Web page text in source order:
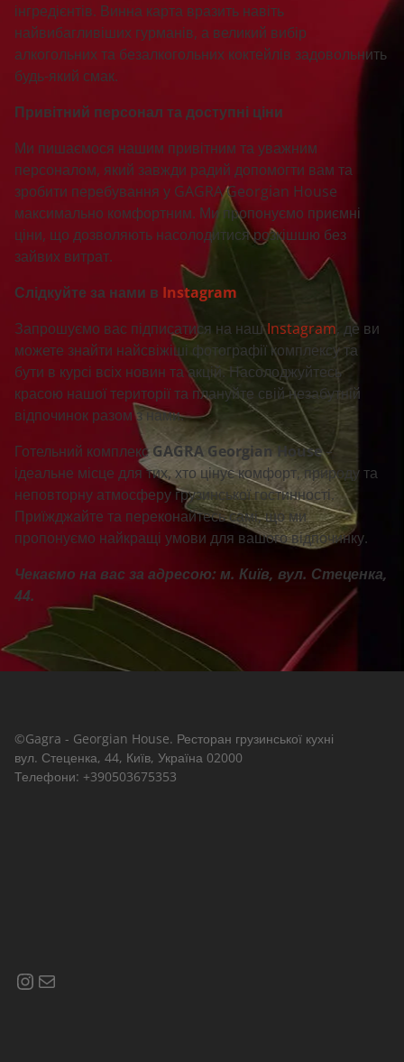
інгредієнтів. Винна карта вразить навіть
найвибагливіших гурманів, а великий вибір
алкогольних та безалкогольних коктейлів задовольнить
будь-який смак.
Привітний персонал та доступні ціни
Ми пишаємося нашим привітним та уважним
персоналом, який завжди радий допомогти вам та
зробити перебування у GAGRA Georgian House
максимально комфортним. Ми пропонуємо приємні
ціни, що дозволяють насолодитися розкішшю без
зайвих витрат.
Слідкуйте за нами в Instagram
Запрошуємо вас підписатися на нашInstagram, де ви
можете знайти найсвіжіші фотографії комплексу та
бути в курсі всіх новин та акцій. Насолоджуйтесь
красою нашої території та плануйте свій незабутній
відпочинок разом з нами.
Готельний комплекс GAGRA Georgian House–
ідеальне місце для тих, хто цінує комфорт, природу та
неповторну атмосферу грузинської гостинності.
Приїжджайте та переконайтесь самі, що ми
пропонуємо найкращі умови для вашого відпочинку.
Чекаємо на вас за адресою: м. Київ, вул. Стеценка,
44.
©Gagra - Georgian House. Ресторан грузинської кухні
вул. Стеценка, 44, Київ, Україна 02000
Телефони: +390503675353
Instagram
Почта